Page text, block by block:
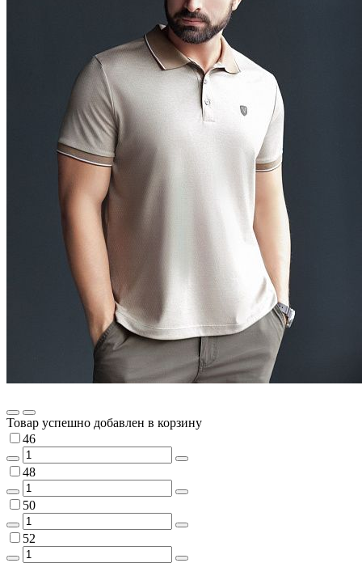
Товар успешно добавлен в корзину
46
48
50
52